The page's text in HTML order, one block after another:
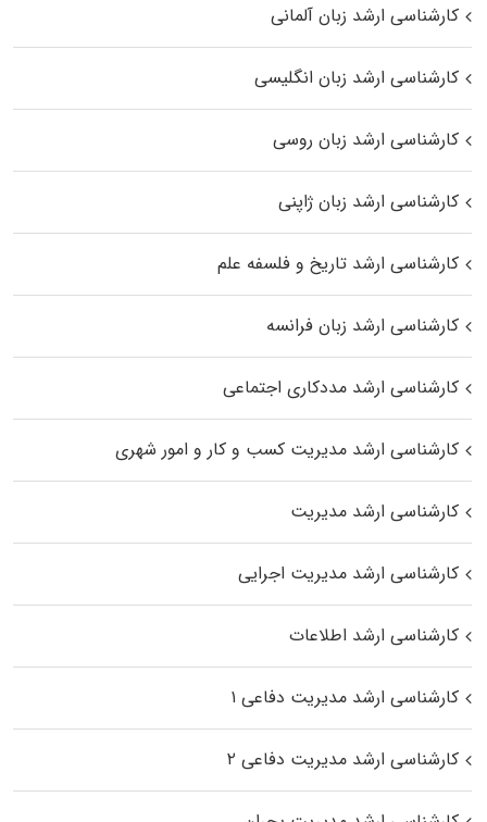
کارشناسی ارشد زبان آلمانی
کارشناسی ارشد زبان انگلیسی
کارشناسی ارشد زبان روسی
کارشناسی ارشد زبان ژاپنی
کارشناسی ارشد تاریخ و فلسفه علم
کارشناسی ارشد زبان فرانسه
کارشناسی ارشد مددکاری اجتماعی
کارشناسی ارشد مدیریت کسب و کار و امور شهری
کارشناسی ارشد مدیریت
کارشناسی ارشد مدیریت اجرایی
کارشناسی ارشد اطلاعات
کارشناسی ارشد مدیریت دفاعی ۱
کارشناسی ارشد مدیریت دفاعی ۲